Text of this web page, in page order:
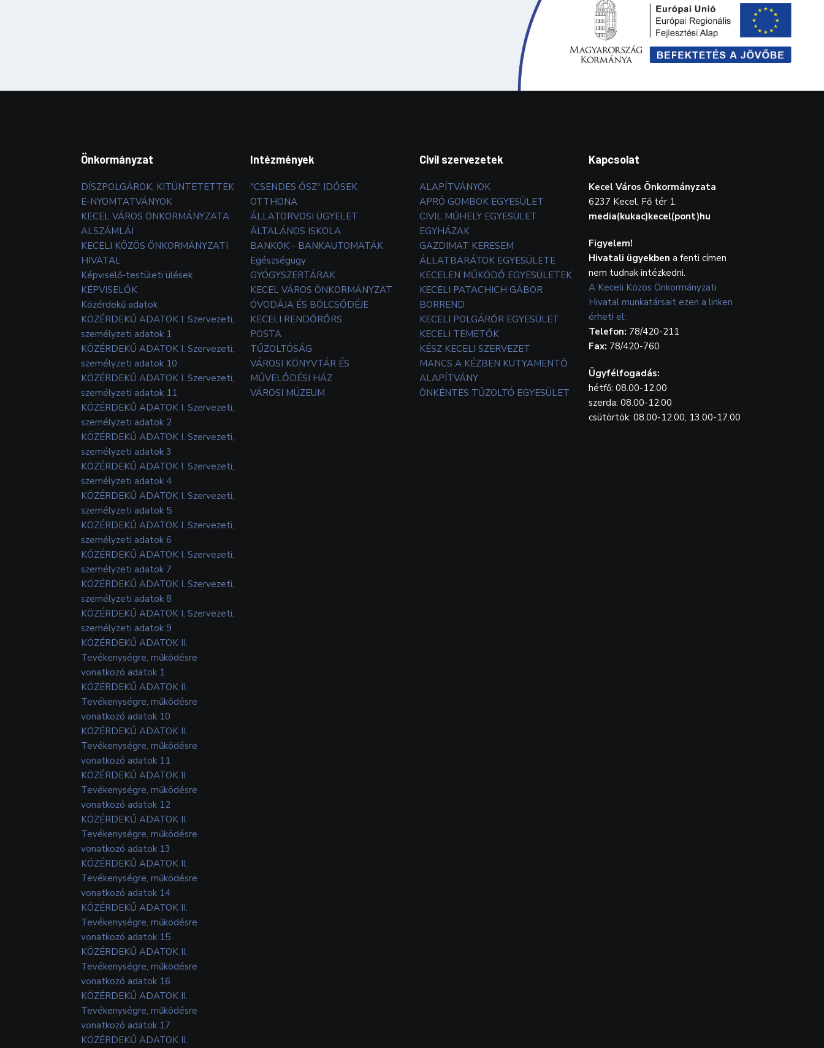
Önkormányzat
DÍSZPOLGÁROK, KITÜNTETETTEK
E-NYOMTATVÁNYOK
KECEL VÁROS ÖNKORMÁNYZATA
ALSZÁMLÁI
KECELI KÖZÖS ÖNKORMÁNYZATI
HIVATAL
Képviselő-testületi ülések
KÉPVISELŐK
Közérdekű adatok
KÖZÉRDEKŰ ADATOK I. Szervezeti,
személyzeti adatok 1
KÖZÉRDEKŰ ADATOK I. Szervezeti,
személyzeti adatok 10
KÖZÉRDEKŰ ADATOK I. Szervezeti,
személyzeti adatok 11
KÖZÉRDEKŰ ADATOK I. Szervezeti,
személyzeti adatok 2
KÖZÉRDEKŰ ADATOK I. Szervezeti,
személyzeti adatok 3
KÖZÉRDEKŰ ADATOK I. Szervezeti,
személyzeti adatok 4
KÖZÉRDEKŰ ADATOK I. Szervezeti,
személyzeti adatok 5
KÖZÉRDEKŰ ADATOK I. Szervezeti,
személyzeti adatok 6
KÖZÉRDEKŰ ADATOK I. Szervezeti,
személyzeti adatok 7
KÖZÉRDEKŰ ADATOK I. Szervezeti,
személyzeti adatok 8
KÖZÉRDEKŰ ADATOK I. Szervezeti,
személyzeti adatok 9
KÖZÉRDEKŰ ADATOK II.
Tevékenységre, működésre
vonatkozó adatok 1
KÖZÉRDEKŰ ADATOK II.
Tevékenységre, működésre
vonatkozó adatok 10
KÖZÉRDEKŰ ADATOK II.
Tevékenységre, működésre
vonatkozó adatok 11
KÖZÉRDEKŰ ADATOK II.
Tevékenységre, működésre
vonatkozó adatok 12
KÖZÉRDEKŰ ADATOK II.
Tevékenységre, működésre
vonatkozó adatok 13
KÖZÉRDEKŰ ADATOK II.
Tevékenységre, működésre
vonatkozó adatok 14
KÖZÉRDEKŰ ADATOK II.
Tevékenységre, működésre
vonatkozó adatok 15
KÖZÉRDEKŰ ADATOK II.
Tevékenységre, működésre
vonatkozó adatok 16
KÖZÉRDEKŰ ADATOK II.
Tevékenységre, működésre
vonatkozó adatok 17
KÖZÉRDEKŰ ADATOK II.
Intézmények
"CSENDES ŐSZ" IDŐSEK
OTTHONA
ÁLLATORVOSI ÜGYELET
ÁLTALÁNOS ISKOLA
BANKOK - BANKAUTOMATÁK
Egészségügy
GYÓGYSZERTÁRAK
KECEL VÁROS ÖNKORMÁNYZAT
ÓVODÁJA ÉS BÖLCSŐDÉJE
KECELI RENDŐRŐRS
POSTA
TŰZOLTÓSÁG
VÁROSI KÖNYVTÁR ÉS
MŰVELŐDÉSI HÁZ
VÁROSI MÚZEUM
Civil szervezetek
ALAPÍTVÁNYOK
APRÓ GOMBOK EGYESÜLET
CIVIL MŰHELY EGYESÜLET
EGYHÁZAK
GAZDIMAT KERESEM
ÁLLATBARÁTOK EGYESÜLETE
KECELEN MŰKÖDŐ EGYESÜLETEK
KECELI PATACHICH GÁBOR
BORREND
KECELI POLGÁRŐR EGYESÜLET
KECELI TEMETŐK
KÉSZ KECELI SZERVEZET
MANCS A KÉZBEN KUTYAMENTŐ
ALAPÍTVÁNY
ÖNKÉNTES TŰZOLTÓ EGYESÜLET
Kapcsolat
Kecel Város Önkormányzata
6237 Kecel, Fő tér 1.
media(kukac)kecel(pont)hu
Figyelem!
Hivatali ügyekben a fenti címen
nem tudnak intézkedni.
A Keceli Közös Önkormányzati
Hivatal munkatársait ezen a linken
érheti el:
Telefon: 78/420-211
Fax: 78/420-760
Ügyfélfogadás:
hétfő: 08.00-12.00
szerda: 08.00-12.00
csütörtök: 08.00-12.00, 13.00-17.00